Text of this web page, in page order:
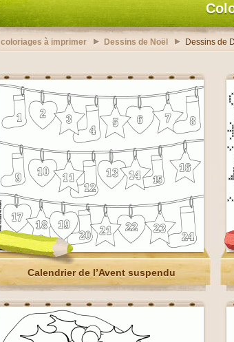
coloriages à imprimer Dessins de Noël Dessins de
Calendrier de l’Avent suspendu